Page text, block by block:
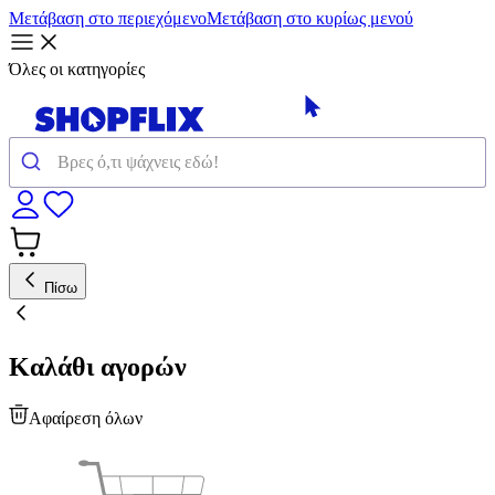
Μετάβαση στο περιεχόμενοΜετάβαση στο κυρίως μενού
Όλες οι κατηγορίες
Πίσω
Καλάθι αγορών
Αφαίρεση όλων